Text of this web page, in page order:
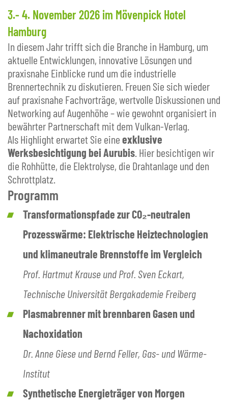
3.- 4. November 2026 im Mövenpick Hotel
Hamburg
In diesem Jahr trifft sich die Branche in Hamburg, um
aktuelle Entwicklungen, innovative Lösungen und
praxisnahe Einblicke rund um die industrielle
Brennertechnik zu diskutieren. Freuen Sie sich wieder
auf praxisnahe Fachvorträge, wertvolle Diskussionen und
Networking auf Augenhöhe – wie gewohnt organisiert in
bewährter Partnerschaft mit dem Vulkan-Verlag.
Als Highlight erwartet Sie eineexklusive
Werksbesichtigung bei Aurubis . Hier besichtigen wir
die Rohhütte, die Elektrolyse, die Drahtanlage und den
Schrottplatz.
Programm
Transformationspfade zur CO₂-neutralen
Prozesswärme: Elektrische Heiztechnologien
und klimaneutrale Brennstoffe im Vergleich
Prof. Hartmut Krause und Prof. Sven Eckart,
Technische Universität Bergakademie Freiberg
Plasmabrenner mit brennbaren Gasen und
Nachoxidation
Dr. Anne Giese und Bernd Feller, Gas- und Wärme-
Institut
Synthetische Energieträger von Morgen